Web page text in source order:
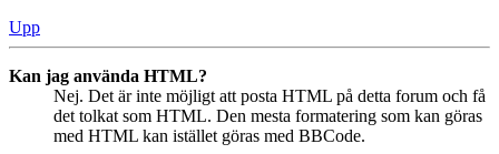
Upp
Kan jag använda HTML?
Nej. Det är inte möjligt att posta HTML på detta forum och få
det tolkat som HTML. Den mesta formatering som kan göras
med HTML kan istället göras med BBCode.